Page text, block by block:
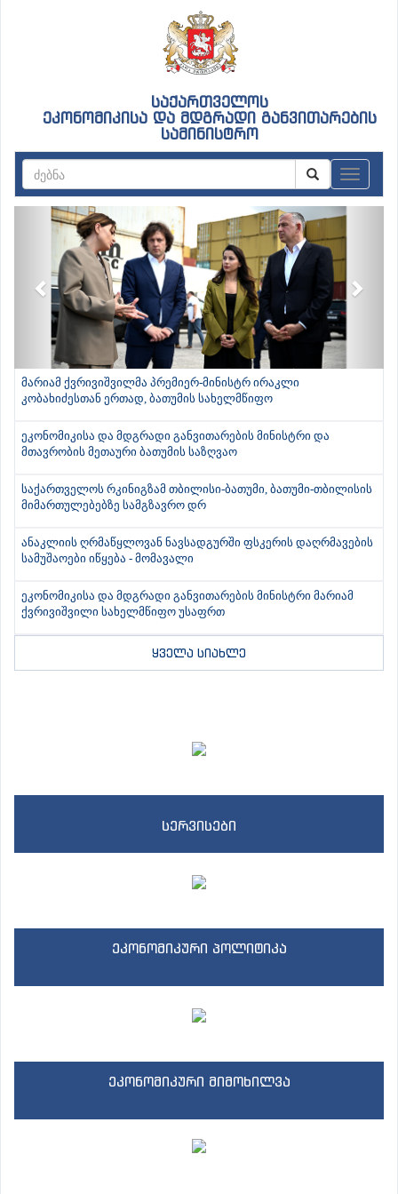
საქართველოს
ეკონომიკისა და მდგრადი განვითარების
სამინისტრო
Previous
მარიამ ქვრივიშვილმა პრემიერ-მინისტრ ირაკლი
კობახიძესთან ერთად, ბათუმის სახელმწიფო
ეკონომიკისა და მდგრადი განვითარების მინისტრი და
მთავრობის მეთაური ბათუმის საზღვაო
საქართველოს რკინიგზამ თბილისი-ბათუმი, ბათუმი-თბილისის
მიმართულებებზე სამგზავრო დრ
ანაკლიის ღრმაწყლოვან ნავსადგურში ფსკერის დაღრმავების
სამუშაოები იწყება - მომავალი
ეკონომიკისა და მდგრადი განვითარების მინისტრი მარიამ
ქვრივიშვილი სახელმწიფო უსაფრთ
ყველა სიახლე
სერვისები
ეკონომიკური პოლიტიკა
ეკონომიკური მიმოხილვა